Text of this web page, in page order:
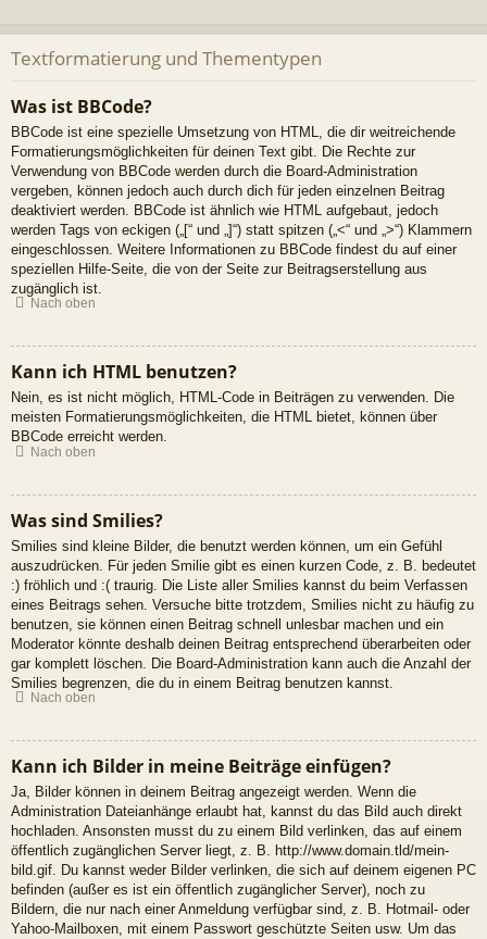
Textformatierung und Thementypen
Was ist BBCode?
BBCode ist eine spezielle Umsetzung von HTML, die dir weitreichende
Formatierungsmöglichkeiten für deinen Text gibt. Die Rechte zur
Verwendung von BBCode werden durch die Board-Administration
vergeben, können jedoch auch durch dich für jeden einzelnen Beitrag
deaktiviert werden. BBCode ist ähnlich wie HTML aufgebaut, jedoch
werden Tags von eckigen („[“ und „]“) statt spitzen („<“ und „>“) Klammern
eingeschlossen. Weitere Informationen zu BBCode findest du auf einer
speziellen Hilfe-Seite, die von der Seite zur Beitragserstellung aus
zugänglich ist.
Nach oben
Kann ich HTML benutzen?
Nein, es ist nicht möglich, HTML-Code in Beiträgen zu verwenden. Die
meisten Formatierungsmöglichkeiten, die HTML bietet, können über
BBCode erreicht werden.
Nach oben
Was sind Smilies?
Smilies sind kleine Bilder, die benutzt werden können, um ein Gefühl
auszudrücken. Für jeden Smilie gibt es einen kurzen Code, z. B. bedeutet
:) fröhlich und :( traurig. Die Liste aller Smilies kannst du beim Verfassen
eines Beitrags sehen. Versuche bitte trotzdem, Smilies nicht zu häufig zu
benutzen, sie können einen Beitrag schnell unlesbar machen und ein
Moderator könnte deshalb deinen Beitrag entsprechend überarbeiten oder
gar komplett löschen. Die Board-Administration kann auch die Anzahl der
Smilies begrenzen, die du in einem Beitrag benutzen kannst.
Nach oben
Kann ich Bilder in meine Beiträge einfügen?
Ja, Bilder können in deinem Beitrag angezeigt werden. Wenn die
Administration Dateianhänge erlaubt hat, kannst du das Bild auch direkt
hochladen. Ansonsten musst du zu einem Bild verlinken, das auf einem
öffentlich zugänglichen Server liegt, z. B. http://www.domain.tld/mein-
bild.gif. Du kannst weder Bilder verlinken, die sich auf deinem eigenen PC
befinden (außer es ist ein öffentlich zugänglicher Server), noch zu
Bildern, die nur nach einer Anmeldung verfügbar sind, z. B. Hotmail- oder
Yahoo-Mailboxen, mit einem Passwort geschützte Seiten usw. Um das